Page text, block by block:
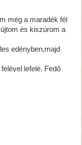
még a maradék fél
és kiszúrom a
edényben,majd
lefelé. Fedő